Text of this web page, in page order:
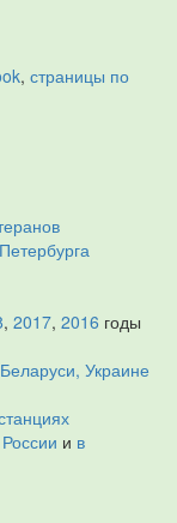
, страницы по
, 2017, 2016 годы
Украине
и в